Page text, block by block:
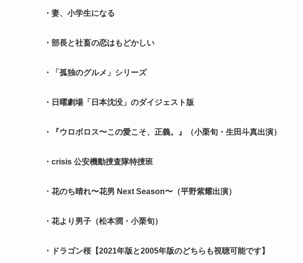
・妻、小学生になる
・部長と社畜の恋はもどかしい
・「孤独のグルメ」シリーズ
・日曜劇場「日本沈没」のダイジェスト版
・『ウロボロス〜この愛こそ、正義。』（小栗旬・生田斗真出演）
・crisis 公安機動捜査隊特捜班
・花のち晴れ〜花男 Next Season〜（平野紫耀出演）
・花より男子（松本潤・小栗旬）
・ドラゴン桜【2021年版と2005年版のどちらも視聴可能です】